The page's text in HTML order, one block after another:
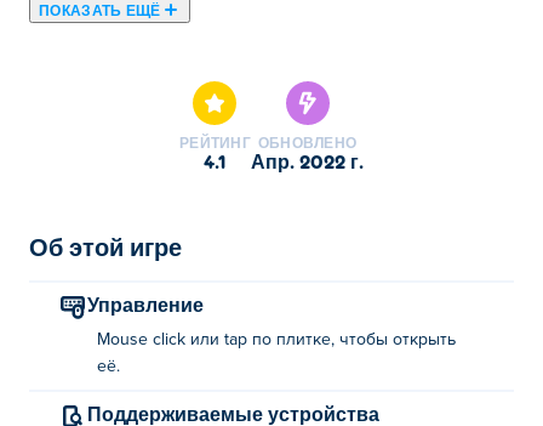
ПОКАЗАТЬ ЕЩЁ
РЕЙТИНГ
4.1
ОБНОВЛЕНО
апр. 2022 г.
Об этой игре
Управление
Mouse click или tap по плитке, чтобы открыть
её.
Поддерживаемые устройства